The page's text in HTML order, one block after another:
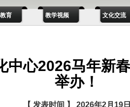
育 教学视频 文化交流
中心2026马年新
举办！
【 发表时间 】 2026年2月19